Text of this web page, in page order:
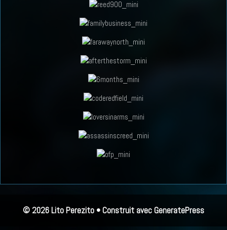
© 2026 Lito Perezito • Construit avecGeneratePress